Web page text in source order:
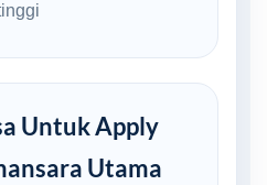
Untuk Apply
Utama